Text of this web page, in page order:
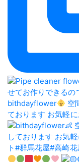
bithdayflower
空
ております お気軽に